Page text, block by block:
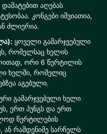
აღებას
კონგები იშვიათია,
ძლიერია.
ყოველი გამარჯვებული
რომელსაც ხელის
ორი 6 წერტილის
ხელში, რომელიც
აგებული.
გამარჯვებული ხელი
ერთ პუნგს და ერთ
წერტილების
რამდენიმე სარჩელს